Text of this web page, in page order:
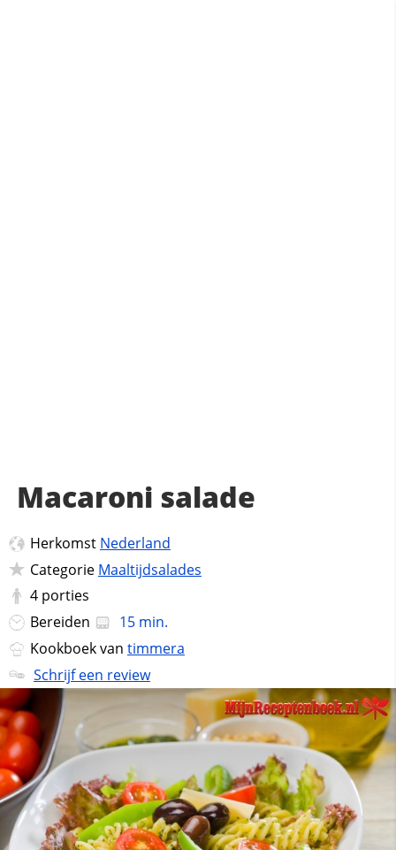
Macaroni salade
Herkomst Nederland
Categorie Maaltijdsalades
4 porties
Bereiden
15 min.
Kookboek van timmera
Schrijf een review